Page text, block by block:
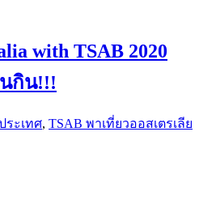
with TSAB 2020
กิน!!!
ระเทศ, TSAB พาเที่ยวออสเตรเลีย